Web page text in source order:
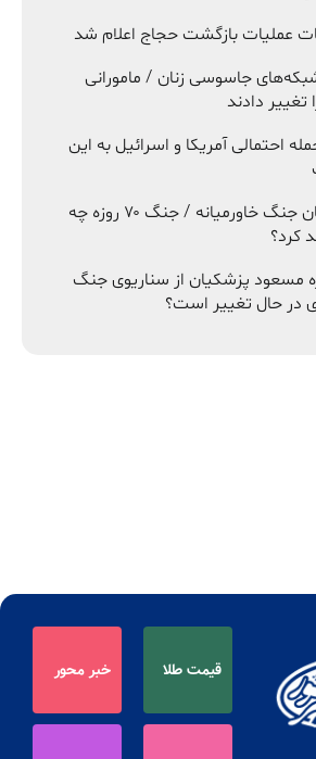
عملیات بازگشت حجاج اعلام شد
جاسوسی زنان / مامورانی
دادند
احتمالی آمریکا و اسرائیل به این
برندگان پنهان جنگ خاورمیانه / جنگ ۷۰ روزه چه
کرد؟
مسعود پزشکیان از سناریوی جنگ
در حال تغییر است؟
قیمت طلا خبر محور